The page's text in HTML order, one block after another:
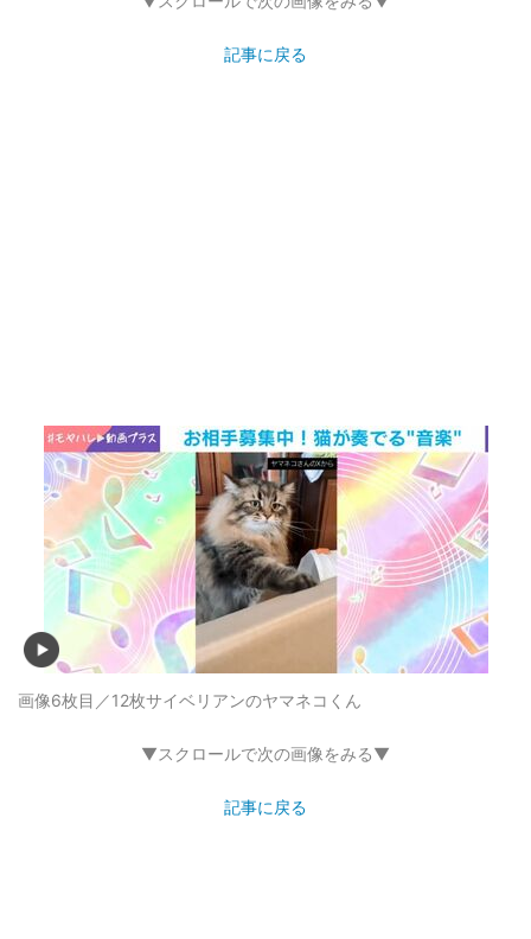
記事に戻る
画像6枚目／12枚サイベリアンのヤマネコくん
▼スクロールで次の画像をみる▼
記事に戻る